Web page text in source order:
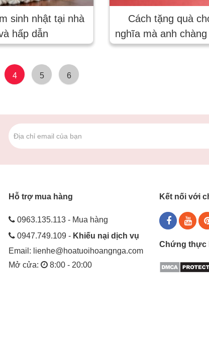
sinh nhật tại nhà
hấp dẫn
Cách tặng quà
nghĩa mà anh
4 5 6
Hỗ trợ mua hàng
0963.135.113 - Mua hàng
0947.749.109 - Khiếu nại dịch vụ
Email: lienhe@hoatuoihoangnga.com
Mở cửa:
8:00 - 20:00
Kết nối với
Chứng thực